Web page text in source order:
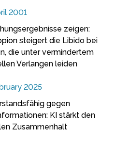
2001
zeigen:
steigert die Libido bei
die unter vermindertem
Verlangen leiden
2025
gegen
KI stärkt den
Zusammenhalt